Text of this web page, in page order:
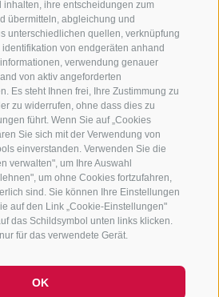
ihre entscheidungen zum
übermitteln, abgleichung und
unterschiedlichen quellen, verknüpfung
von endgeräten anhand
verwendung genauer
von aktiv angeforderten
Es steht Ihnen frei, Ihre Zustimmung zu
zu widerrufen, ohne dass dies zu
führt. Wenn Sie auf „Cookies
Sie sich mit der Verwendung von
einverstanden. Verwenden Sie die
verwalten", um Ihre Auswahl
um ohne Cookies fortzufahren,
sind. Sie können Ihre Einstellungen
auf den Link „Cookie-Einstellungen"
das Schildsymbol unten links klicken.
für das verwendete Gerät.
OK
am Laufenden
Anmelden